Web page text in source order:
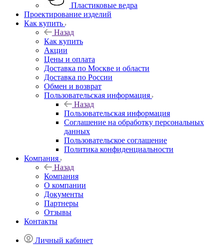
Пластиковые ведра
Проектирование изделий
Как купить
Назад
Как купить
Акции
Цены и оплата
Доставка по Москве и области
Доставка по России
Обмен и возврат
Пользовательская информация
Назад
Пользовательская информация
Соглашение на обработку персональных
данных
Пользовательское соглашение
Политика конфиденциальности
Компания
Назад
Компания
О компании
Документы
Партнеры
Отзывы
Контакты
Личный кабинет